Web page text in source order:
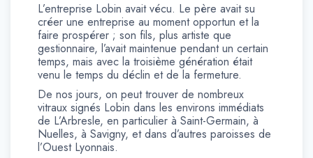
L’entreprise Lobin avait vécu. Le père avait su
créer une entreprise au moment opportun et la
faire prospérer ; son fils, plus artiste que
gestionnaire, l’avait maintenue pendant un certain
temps, mais avec la troisième génération était
venu le temps du déclin et de la fermeture.
De nos jours, on peut trouver de nombreux
vitraux signés Lobin dans les environs immédiats
de L’Arbresle, en particulier à Saint-Germain, à
Nuelles, à Savigny, et dans d’autres paroisses de
l’Ouest Lyonnais.